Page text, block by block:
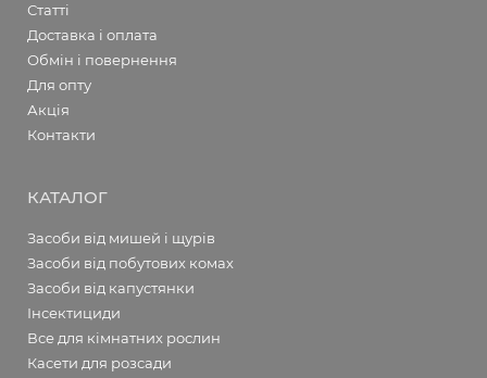
Статті
Доставка і оплата
Обмін і повернення
Для опту
Акція
Контакти
КАТАЛОГ
Засоби від мишей і щурів
Засоби від побутових комах
Засоби від капустянки
Інсектициди
Все для кімнатних рослин
Касети для розсади